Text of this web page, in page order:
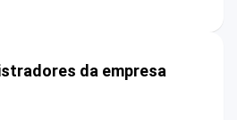
da empresa